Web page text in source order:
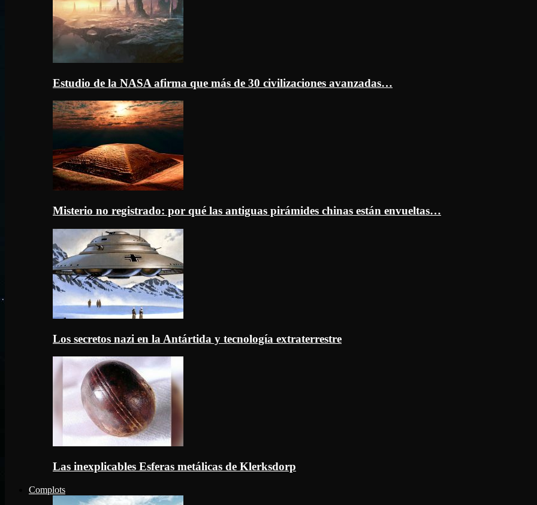
Estudio de la NASA afirma que más de 30 civilizaciones avanzadas…
Misterio no registrado: por qué las antiguas pirámides chinas están envueltas…
Los secretos nazi en la Antártida y tecnología extraterrestre
Las inexplicables Esferas metálicas de Klerksdorp
Complots